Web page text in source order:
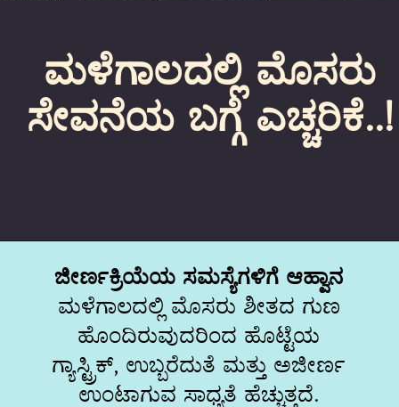
ಮಳೆಗಾಲದಲ್ಲಿ ಮೊಸರು
ಸೇವನೆಯ ಬಗ್ಗೆ ಎಚ್ಚರಿಕೆ..!
ಜೀರ್ಣಕ್ರಿಯೆಯ ಸಮಸ್ಯೆಗಳಿಗೆ ಆಹ್ವಾನ
ಮಳೆಗಾಲದಲ್ಲಿ ಮೊಸರು ಶೀತದ ಗುಣ
ಹೊಂದಿರುವುದರಿಂದ ಹೊಟ್ಟೆಯ
ಗ್ಯಾಸ್ಟ್ರಿಕ್, ಉಬ್ಬರೆದುತೆ ಮತ್ತು ಅಜೀರ್ಣ